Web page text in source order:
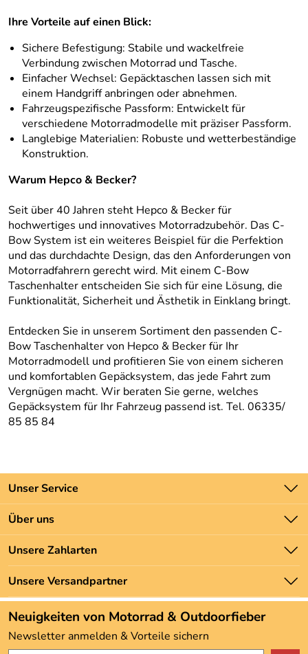
Ihre Vorteile auf einen Blick:
Sichere Befestigung: Stabile und wackelfreie
Verbindung zwischen Motorrad und Tasche.
Einfacher Wechsel: Gepäcktaschen lassen sich mit
einem Handgriff anbringen oder abnehmen.
Fahrzeugspezifische Passform: Entwickelt für
verschiedene Motorradmodelle mit präziser Passform.
Langlebige Materialien: Robuste und wetterbeständige
Konstruktion.
Warum Hepco & Becker?
Seit über 40 Jahren steht Hepco & Becker für
hochwertiges und innovatives Motorradzubehör. Das C-
Bow System ist ein weiteres Beispiel für die Perfektion
und das durchdachte Design, das den Anforderungen von
Motorradfahrern gerecht wird. Mit einem C-Bow
Taschenhalter entscheiden Sie sich für eine Lösung, die
Funktionalität, Sicherheit und Ästhetik in Einklang bringt.
Entdecken Sie in unserem Sortiment den passenden C-
Bow Taschenhalter von Hepco & Becker für Ihr
Motorradmodell und profitieren Sie von einem sicheren
und komfortablen Gepäcksystem, das jede Fahrt zum
Vergnügen macht. Wir beraten Sie gerne, welches
Gepäcksystem für Ihr Fahrzeug passend ist. Tel. 06335/
85 85 84
Unser Service
Kontakt
Batteriegesetz
Newsletter
Zahlung und Versand
Über uns
Unsere Bestseller
Marken
Neu
Angebote
Kundenbewertungen (3.493)
4,9/5*****
Unsere Zahlarten
Unsere Versandpartner
Neuigkeiten von Motorrad & Outdoorfieber
Newsletter anmelden & Vorteile sichern